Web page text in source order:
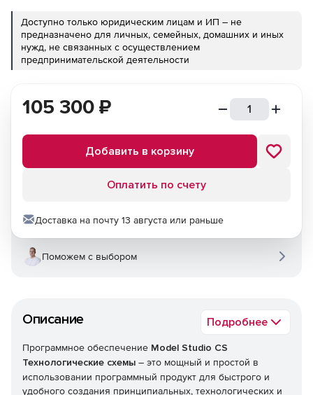
Доступно только юридическим лицам и ИП – не
предназначено для личных, семейных, домашних и иных
нужд, не связанных с осуществлением
предпринимательской деятельности
Описание Подробнее
Программное обеспечение Model Studio CS
Технологические схемы – это мощный и простой в
использовании программный продукт для быстрого и
удобного создания принципиальных, технологических и
105 300 ₽
Добавить в корзину
Оплатить по счету
Доставка на почту 13 августа или раньше
Поможем с выбором